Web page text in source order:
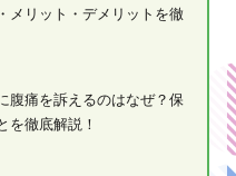
メリット・デメリットを徹
腹痛を訴えるのはなぜ？保
を徹底解説！